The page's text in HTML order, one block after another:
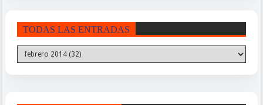
TODAS LAS ENTRADAS